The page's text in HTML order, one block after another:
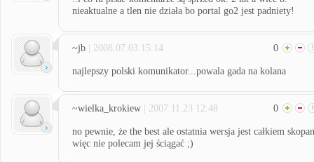
nieaktualne a tlen nie działa bo portal go2 jest padniety!
~jb | 2008.07.03 15:14 0
najlepszy polski komunikator...powala gada na kolana
~wielka_krokiew | 2007.11.23 12:48 0
no pewnie, że the best ale ostatnia wersja jest całkiem
więc nie polecam jej ściągać ;)